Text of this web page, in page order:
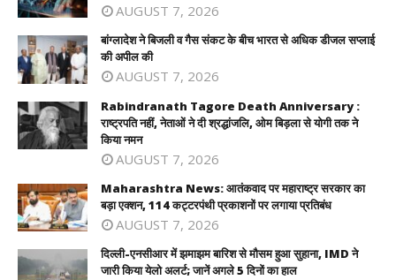
AUGUST 7, 2026
बांग्लादेश ने बिजली व गैस संकट के बीच भारत से अधिक डीजल सप्लाई
की अपील की
AUGUST 7, 2026
Rabindranath Tagore Death Anniversary :
राष्ट्रपति नहीं, नेताओं ने दी श्रद्धांजलि, ओम बिड़ला से योगी तक ने
किया नमन
AUGUST 7, 2026
Maharashtra News: आतंकवाद पर महाराष्ट्र सरकार का
बड़ा एक्शन, 114 कट्टरपंथी प्रकाशनों पर लगाया प्रतिबंध
AUGUST 7, 2026
दिल्ली-एनसीआर में झमाझम बारिश से मौसम हुआ सुहाना, IMD ने
जारी किया येलो अलर्ट; जानें अगले 5 दिनों का हाल